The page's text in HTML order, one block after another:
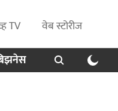
TV
वेब स्टोरीज